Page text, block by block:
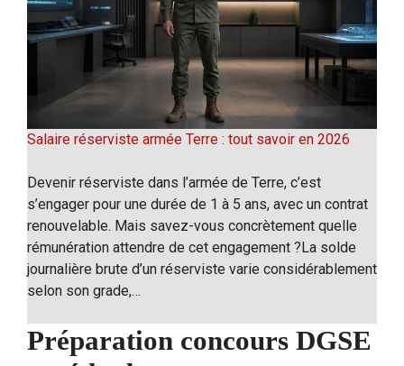
Salaire réserviste armée Terre : tout savoir en 2026
Devenir réserviste dans l’armée de Terre, c’est
s’engager pour une durée de 1 à 5 ans, avec un contrat
renouvelable. Mais savez-vous concrètement quelle
rémunération attendre de cet engagement ?La solde
journalière brute d’un réserviste varie considérablement
selon son grade,…
Préparation concours DGSE